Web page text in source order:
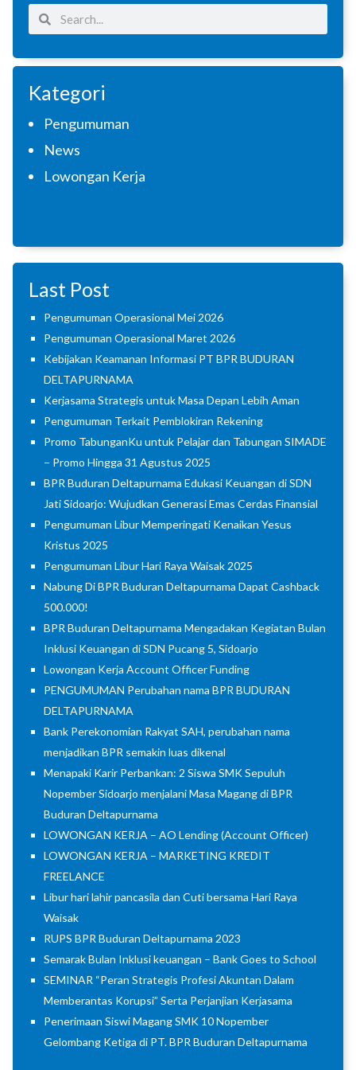
SearchSearch
Kategori
Pengumuman
News
Lowongan Kerja
Last Post
Pengumuman Operasional Mei 2026
Pengumuman Operasional Maret 2026
Kebijakan Keamanan Informasi PT BPR BUDURAN
DELTAPURNAMA
Kerjasama Strategis untuk Masa Depan Lebih Aman
Pengumuman Terkait Pemblokiran Rekening
Promo TabunganKu untuk Pelajar dan Tabungan SIMADE
– Promo Hingga 31 Agustus 2025
BPR Buduran Deltapurnama Edukasi Keuangan di SDN
Jati Sidoarjo: Wujudkan Generasi Emas Cerdas Finansial
Pengumuman Libur Memperingati Kenaikan Yesus
Kristus 2025
Pengumuman Libur Hari Raya Waisak 2025
Nabung Di BPR Buduran Deltapurnama Dapat Cashback
500.000!
BPR Buduran Deltapurnama Mengadakan Kegiatan Bulan
Inklusi Keuangan di SDN Pucang 5, Sidoarjo
Lowongan Kerja Account Officer Funding
PENGUMUMAN Perubahan nama BPR BUDURAN
DELTAPURNAMA
Bank Perekonomian Rakyat SAH, perubahan nama
menjadikan BPR semakin luas dikenal
Menapaki Karir Perbankan: 2 Siswa SMK Sepuluh
Nopember Sidoarjo menjalani Masa Magang di BPR
Buduran Deltapurnama
LOWONGAN KERJA – AO Lending (Account Officer)
LOWONGAN KERJA – MARKETING KREDIT
FREELANCE
Libur hari lahir pancasila dan Cuti bersama Hari Raya
Waisak
RUPS BPR Buduran Deltapurnama 2023
Semarak Bulan Inklusi keuangan – Bank Goes to School
SEMINAR “Peran Strategis Profesi Akuntan Dalam
Memberantas Korupsi” Serta Perjanjian Kerjasama
Penerimaan Siswi Magang SMK 10 Nopember
Gelombang Ketiga di PT. BPR Buduran Deltapurnama